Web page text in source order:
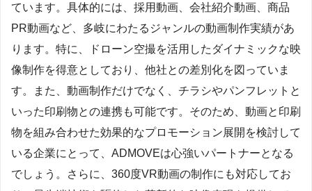
ています。具体的には、採用動画、会社紹介動画、商品
PR動画など、多岐にわたるジャンルの動画制作実績があ
ります。特に、ドローン空撮を活用したダイナミックな映
像制作を得意としており、他社との差別化を図っていま
す。また、動画制作だけでなく、チラシやパンフレットと
いった印刷物との連携も可能です。そのため、動画と印刷
物を組み合わせた効果的なプロモーション展開を検討して
いる企業にとって、ADMOVEは心強いパートナーとなる
でしょう。さらに、360度VR動画の制作にも対応してお